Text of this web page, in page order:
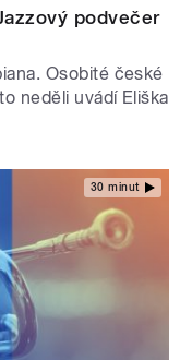
podvečer
Osobité české
neděli uvádí Eliška
30 minut